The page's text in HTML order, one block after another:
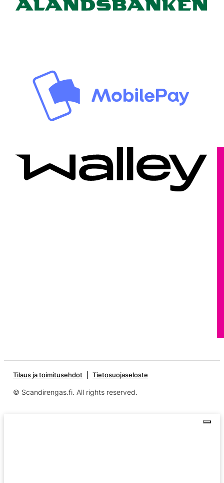
Tilaus ja toimitusehdot Tietosuojaseloste
© Scandirengas.fi. All rights reserved.